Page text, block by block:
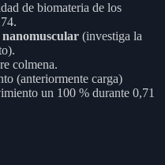
de biomateria de los
(investiga la
colmena.
(anteriormente carga)
un 100 % durante 0,71